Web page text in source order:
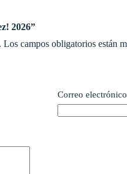
2026”
Los campos obligatorios están
Correo electrónico